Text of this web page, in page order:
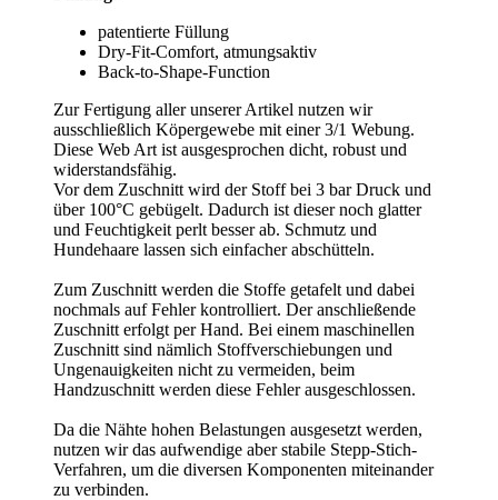
patentierte Füllung
Dry-Fit-Comfort, atmungsaktiv
Back-to-Shape-Function
Zur Fertigung aller unserer Artikel nutzen wir
ausschließlich Köpergewebe mit einer 3/1 Webung.
Diese Web Art ist ausgesprochen dicht, robust und
widerstandsfähig.
Vor dem Zuschnitt wird der Stoff bei 3 bar Druck und
über 100°C gebügelt. Dadurch ist dieser noch glatter
und Feuchtigkeit perlt besser ab. Schmutz und
Hundehaare lassen sich einfacher abschütteln.
Zum Zuschnitt werden die Stoffe getafelt und dabei
nochmals auf Fehler kontrolliert. Der anschließende
Zuschnitt erfolgt per Hand. Bei einem maschinellen
Zuschnitt sind nämlich Stoffverschiebungen und
Ungenauigkeiten nicht zu vermeiden, beim
Handzuschnitt werden diese Fehler ausgeschlossen.
Da die Nähte hohen Belastungen ausgesetzt werden,
nutzen wir das aufwendige aber stabile Stepp-Stich-
Verfahren, um die diversen Komponenten miteinander
zu verbinden.